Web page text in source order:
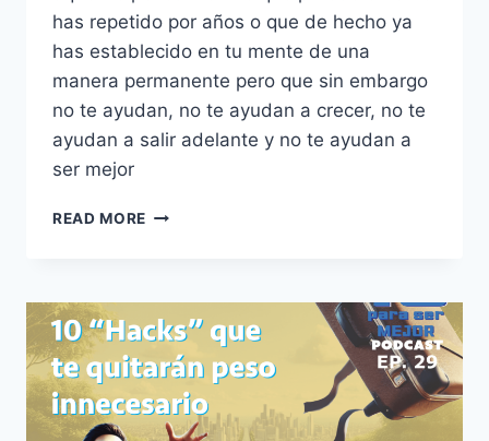
has repetido por años o que de hecho ya
has establecido en tu mente de una
manera permanente pero que sin embargo
no te ayudan, no te ayudan a crecer, no te
ayudan a salir adelante y no te ayudan a
ser mejor
READ MORE 10
HACER
MAS
DAÑO
DEL
QUE
IMAGINAS